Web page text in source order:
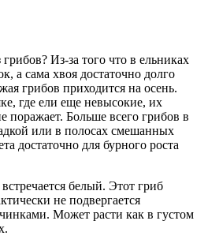
Из-за того что в ельниках
а сама хвоя достаточно долго
грибов приходится на осень.
где ели еще невысокие, их
поражает. Больше всего грибов в
или в полосах смешанных
достаточно для бурного роста
белый. Этот гриб
не подвергается
Может расти как в густом